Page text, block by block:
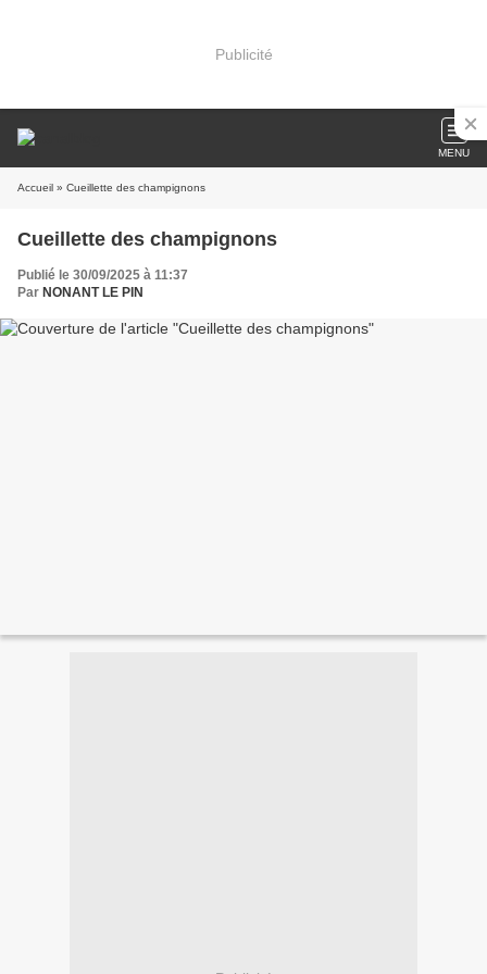
Publicité
MENU
Accueil » Cueillette des champignons
Cueillette des champignons
Publié le 30/09/2025 à 11:37
Par NONANT LE PIN